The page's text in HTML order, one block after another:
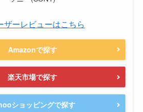
ーレビューはこちら
Amazonで探す
楽天市場で探す
ショッピングで探す